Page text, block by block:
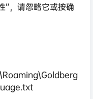
”，请忽略它或按确